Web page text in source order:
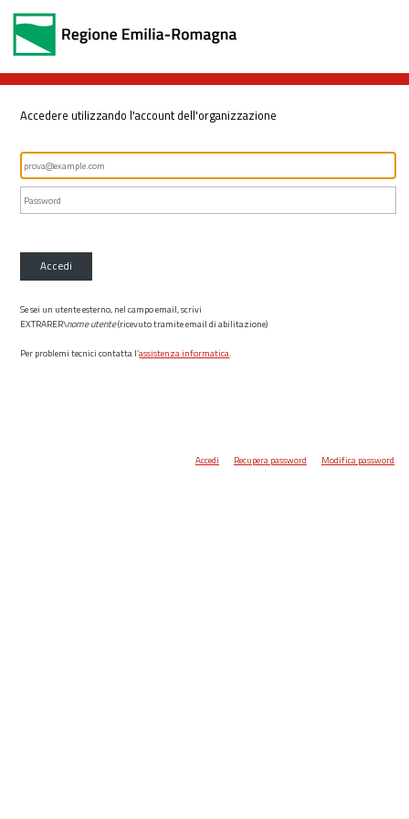
Accedere utilizzando l'account dell'organizzazione
Accedi
Se sei un utente esterno, nel campo email, scrivi
EXTRARER\nome utente(ricevuto tramite email di abilitazione)
Per problemi tecnici contatta l’assistenza informatica.
Accedi Recupera password Modifica password